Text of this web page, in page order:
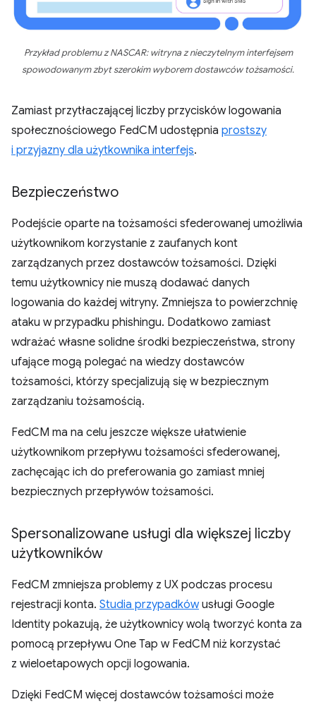
Przykład problemu z NASCAR: witryna z nieczytelnym interfejsem
spowodowanym zbyt szerokim wyborem dostawców tożsamości.
Zamiast przytłaczającej liczby przycisków logowania
społecznościowego FedCM udostępnia prostszy
i przyjazny dla użytkownika interfejs.
Bezpieczeństwo
Podejście oparte na tożsamości sfederowanej umożliwia
użytkownikom korzystanie z zaufanych kont
zarządzanych przez dostawców tożsamości. Dzięki
temu użytkownicy nie muszą dodawać danych
logowania do każdej witryny. Zmniejsza to powierzchnię
ataku w przypadku phishingu. Dodatkowo zamiast
wdrażać własne solidne środki bezpieczeństwa, strony
ufające mogą polegać na wiedzy dostawców
tożsamości, którzy specjalizują się w bezpiecznym
zarządzaniu tożsamością.
FedCM ma na celu jeszcze większe ułatwienie
użytkownikom przepływu tożsamości sfederowanej,
zachęcając ich do preferowania go zamiast mniej
bezpiecznych przepływów tożsamości.
Spersonalizowane usługi dla większej liczby
użytkowników
FedCM zmniejsza problemy z UX podczas procesu
rejestracji konta. Studia przypadkówusługi Google
Identity pokazują, że użytkownicy wolą tworzyć konta za
pomocą przepływu One Tap w FedCM niż korzystać
z wieloetapowych opcji logowania.
Dzięki FedCM więcej dostawców tożsamości może